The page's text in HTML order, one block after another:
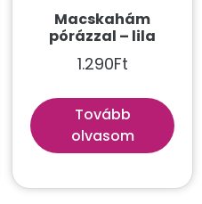
Macskahám
pórázzal – lila
1.290Ft
Tovább
olvasom